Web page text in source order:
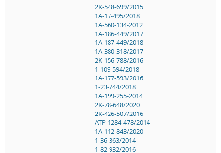
2K-548-699/2015
1A-17-495/2018
1A-560-134-2012
1A-186-449/2017
1A-187-449/2018
1A-380-318/2017
2K-156-788/2016
1-109-594/2018
1A-177-593/2016
1-23-744/2018
1A-199-255-2014
2K-78-648/2020
2K-426-507/2016
ATP-1284-478/2014
1A-112-843/2020
1-36-363/2014
1-82-932/2016